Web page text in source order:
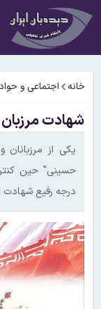
خانه اجتماعی و
شهادت مرزبان
یکی از
حسینی" حین
درجه رفیع شهادت